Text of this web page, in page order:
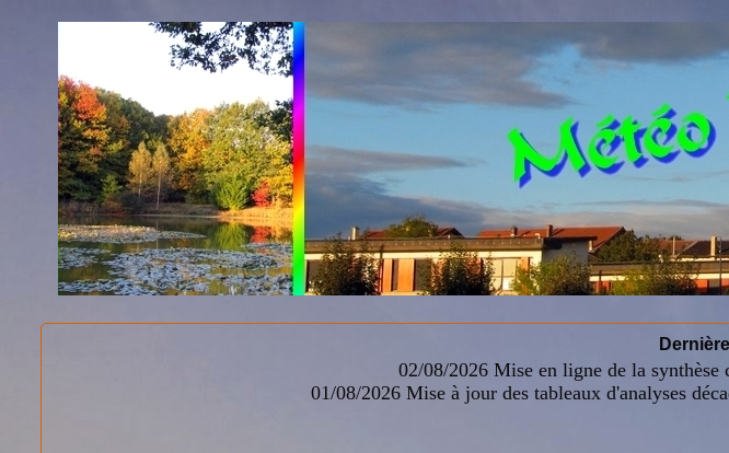
02/08/2026 Mise en ligne de la
01/08/2026 Mise à jour des tableaux d'analyses